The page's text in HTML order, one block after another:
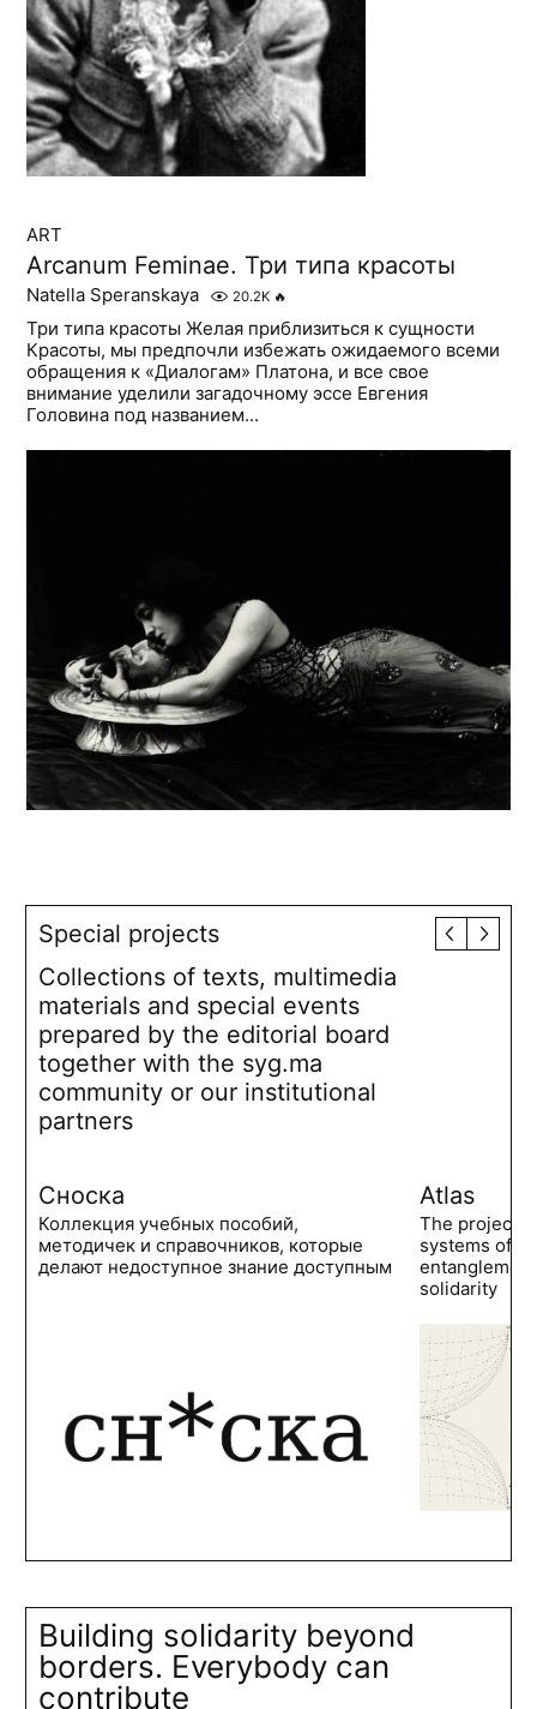
ART
Arcanum Feminae. Три типа красоты
Natella Speranskaya 20.2K 🔥
Три типа красоты Желая приблизиться к сущности
Красоты, мы предпочли избежать ожидаемого всеми
обращения к «Диалогам» Платона, и все свое
внимание уделили загадочному эссе Евгения
Головина под названием...
Special projects
Collections of texts, multimedia
materials and special events
prepared by the editorial board
together with the syg.ma
community or our institutional
partners
Сноска
Коллекция учебных пособий,
методичек и справочников, которые
делают недоступное знание доступным
Atlas
The project
systems of
solidarity
Building solidarity beyond
borders. Everybody can
contribute